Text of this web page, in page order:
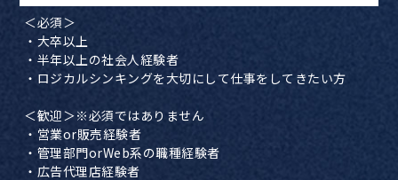
＜必須＞
・大卒以上
・半年以上の社会人経験者
・ロジカルシンキングを大切にして仕事をしてきたい方
＜歓迎＞※必須ではありません
・営業or販売経験者
・管理部門orWeb系の職種経験者
・広告代理店経験者